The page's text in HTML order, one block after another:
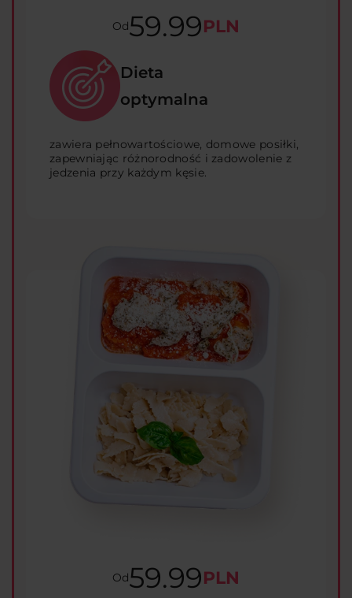
Od59.99PLN
Dieta
optymalna
zawiera pełnowartościowe, domowe posiłki,
zapewniając różnorodność i zadowolenie z
jedzenia przy każdym kęsie.
Od59.99PLN